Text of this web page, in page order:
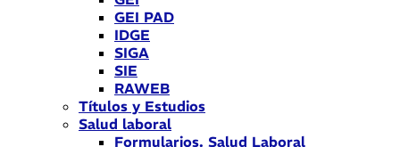
GEI PAD
IDGE
SIGA
SIE
RAWEB
Títulos y Estudios
Salud laboral
Formularios. Salud Laboral